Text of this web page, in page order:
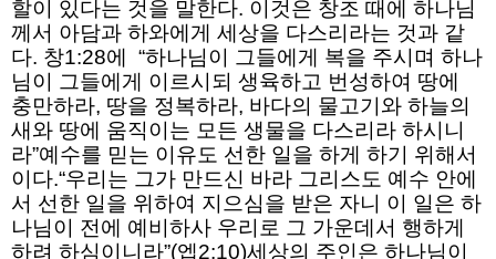
할이 있다는 것을 말한다. 이것은 창조 때에 하나님
께서 아담과 하와에게 세상을 다스리라는 것과 같
다. 창1:28에 “하나님이 그들에게 복을 주시며 하나
님이 그들에게 이르시되 생육하고 번성하여 땅에
충만하라, 땅을 정복하라, 바다의 물고기와 하늘의
새와 땅에 움직이는 모든 생물을 다스리라 하시니
라”예수를 믿는 이유도 선한 일을 하게 하기 위해서
이다.“우리는 그가 만드신 바라 그리스도 예수 안에
서 선한 일을 위하여 지으심을 받은 자니 이 일은 하
나님이 전에 예비하사 우리로 그 가운데서 행하게
하려 하심이니라”(엡2:10)세상의 주인은 하나님이